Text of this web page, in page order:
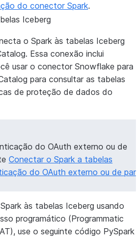
do conector Spark.
Iceberg
o Spark às tabelas Iceberg
Essa conexão inclui
usar o conector Snowflake para
para consultar as tabelas
de proteção de dados do
do OAuth externo ou de
Conectar o Spark a tabelas
do OAuth externo ou de par
às tabelas Iceberg usando
programático (Programmatic
use o seguinte código PySpark